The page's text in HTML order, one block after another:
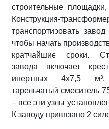
строительные
Конструкция-
транспортировать
чтобы начать
кратчайшие сроки.
завода включает
инертных 4х7,5 м³,
тарельчатый смеситель
– все эти узлы
К заводу привязано 2